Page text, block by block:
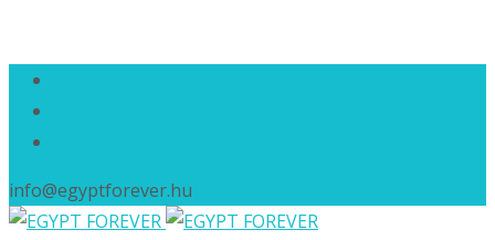
info@egyptforever.hu